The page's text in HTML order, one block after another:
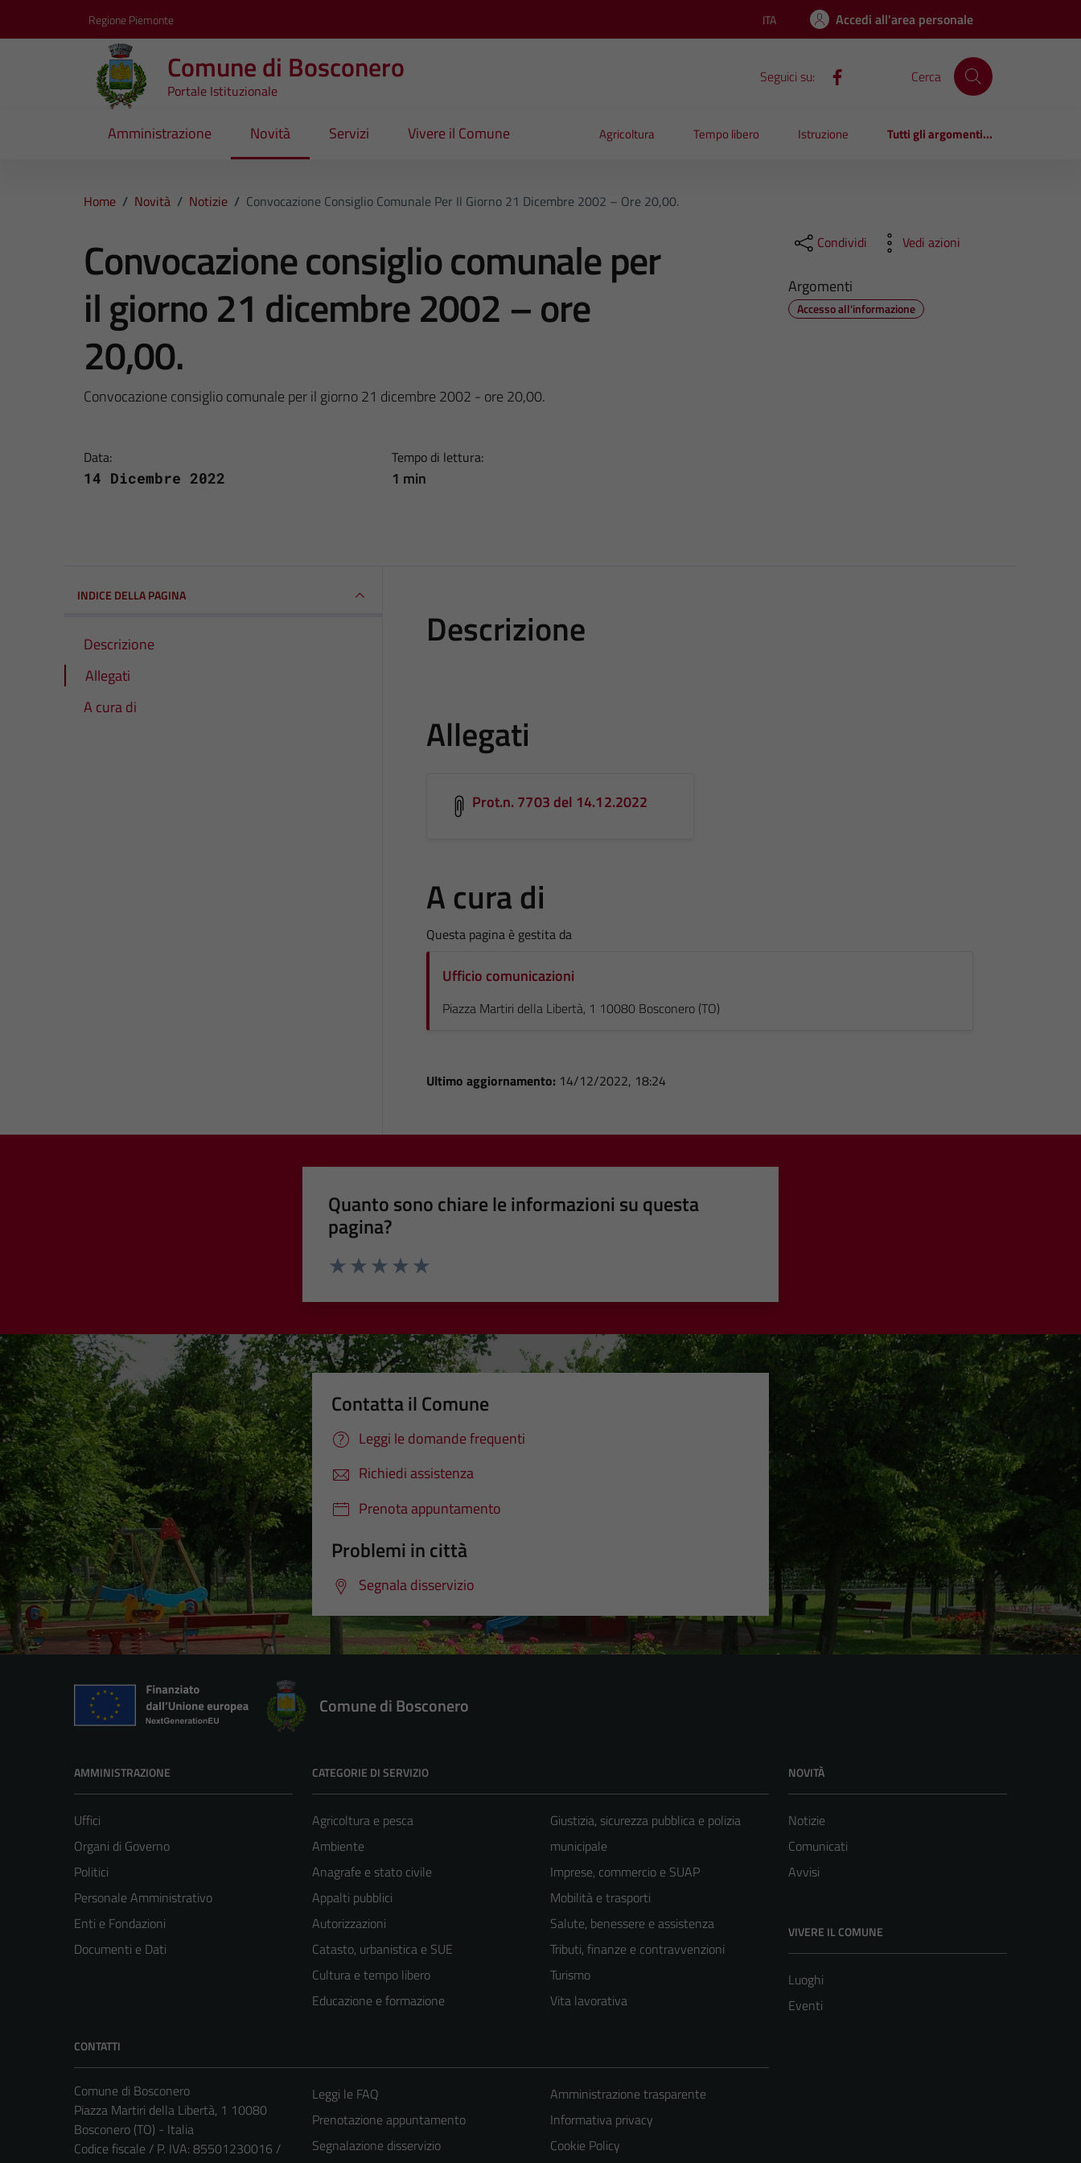
Regione Piemonte Lingua attiva:
ITA Accedi all'area personale
Comune di Bosconero
Portale Istituzionale
Seguici su: Cerca
Amministrazione Novità Servizi Vivere il Comune Agricoltura Tempo libero Istruzione Tutti gli argomenti...
Home / Novità / Notizie / Convocazione Consiglio Comunale Per Il Giorno 21 Dicembre 2002 – Ore 20,00.
Convocazione consiglio comunale per
il giorno 21 dicembre 2002 – ore
20,00.
Convocazione consiglio comunale per il giorno 21 dicembre 2002 - ore 20,00.
Data:
14 Dicembre 2022
Tempo di lettura:
1 min
Condividi Vedi azioni
Argomenti
Accesso all'informazione
INDICE DELLA PAGINA
Descrizione
Allegati
A cura di
Descrizione
Allegati
Prot.n. 7703 del 14.12.2022
A cura di
Questa pagina è gestita da
Ufficio comunicazioni
Piazza Martiri della Libertà, 1 10080 Bosconero (TO)
Ultimo aggiornamento: 14/12/2022, 18:24
Quanto sono chiare le informazioni su questa
pagina?
Contatta il Comune
Leggi le domande frequenti
Richiedi assistenza
Prenota appuntamento
Problemi in città
Segnala disservizio
Comune di Bosconero
AMMINISTRAZIONE
Uffici
Organi di Governo
Politici
Personale Amministrativo
Enti e Fondazioni
Documenti e Dati
CATEGORIE DI SERVIZIO
Agricoltura e pesca
Ambiente
Anagrafe e stato civile
Appalti pubblici
Autorizzazioni
Catasto, urbanistica e SUE
Cultura e tempo libero
Educazione e formazione
Giustizia, sicurezza pubblica e polizia
municipale
Imprese, commercio e SUAP
Mobilità e trasporti
Salute, benessere e assistenza
Tributi, finanze e contravvenzioni
Turismo
Vita lavorativa
NOVITÀ
Notizie
Comunicati
Avvisi
VIVERE IL COMUNE
Luoghi
Eventi
CONTATTI
Comune di Bosconero
Piazza Martiri della Libertà, 1 10080
Bosconero (TO) - Italia
Codice fiscale / P. IVA: 85501230016 /
Leggi le FAQ
Prenotazione appuntamento
Segnalazione disservizio
Amministrazione trasparente
Informativa privacy
Cookie Policy